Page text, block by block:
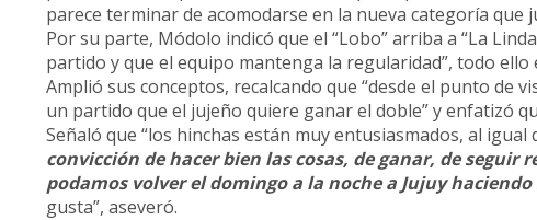
parece terminar de acomodarse en la nueva categoría que
Por su parte, Módolo indicó que el “Lobo” arriba a “La
partido y que el equipo mantenga la regularidad”, todo ello
Amplió sus conceptos, recalcando que “desde el punto de
un partido que el jujeño quiere ganar el doble” y enfatizó
Señaló que “los hinchas están muy entusiasmados, al
convicción de hacer bien las cosas, de ganar, de
podamos volver el domingo a la noche a Jujuy
gusta”, aseveró.